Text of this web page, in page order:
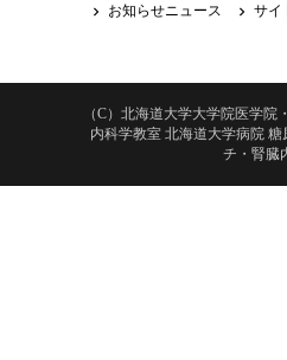
keyboard_arrow_right お知らせニュース keyboard_arrow_right サイ
（C）北海道大学大学院医学
内科学教室 北海道大学病院
チ・腎臓